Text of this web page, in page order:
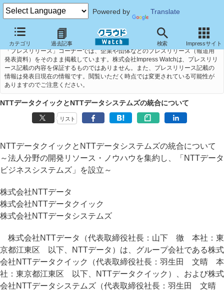
Powered by Translate
カテゴリ 過去記事 検索 Impressサイト
「プレスリリース」コーナーでは、企業や団体などのプレスリリース（報道用
発表資料）をそのまま掲載しています。株式会社Impress Watchは、プレスリリ
ース記載の内容を保証するものではありません。また、プレスリリース記載の
情報は発表日現在の情報です。閲覧いただく時点では変更されている可能性が
ありますのでご注意ください。
NTTデータクイックとNTTデータシステムズの統合について
リスト
NTTデータクイックとNTTデータシステムズの統合について
～法人分野の開発リソース・ノウハウを集約し、「NTTデータ
ビジネスシステムズ」を設立～
株式会社NTTデータ
株式会社NTTデータクイック
株式会社NTTデータシステムズ
株式会社NTTデータ（代表取締役社長：山下 徹 本社：東
京都江東区 以下、NTTデータ）は、グループ会社である株式
会社NTTデータクイック（代表取締役社長：羽生田 文晴 本
社：東京都江東区 以下、NTTデータクイック）、および株式
会社NTTデータシステムズ（代表取締役社長：羽生田 文晴